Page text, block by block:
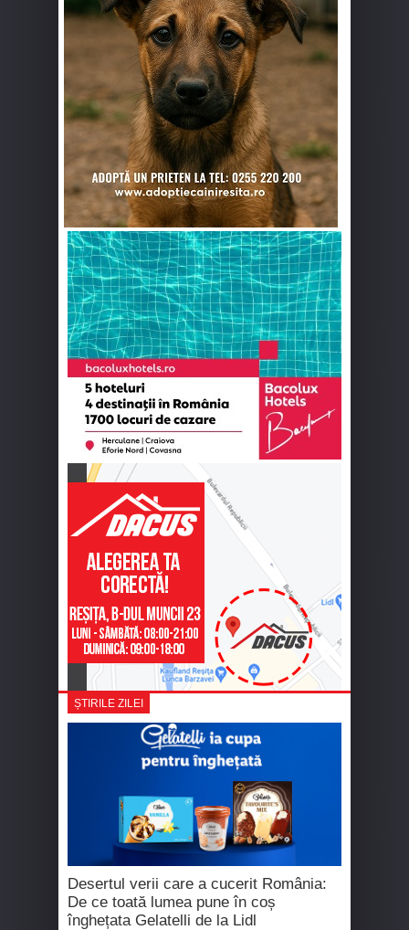
ȘTIRILE ZILEI
Desertul verii care a cucerit România:
De ce toată lumea pune în coș
înghețata Gelatelli de la Lidl